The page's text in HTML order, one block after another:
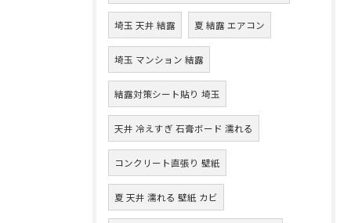
埼玉 天井 結露 夏 結露 エアコン
埼玉 マンション 結露
結露対策シート貼り 埼玉
天井 冷えすぎ 石膏ボード 濡れる
コンクリート直張り 壁紙
夏 天井 濡れる 壁紙 カビ